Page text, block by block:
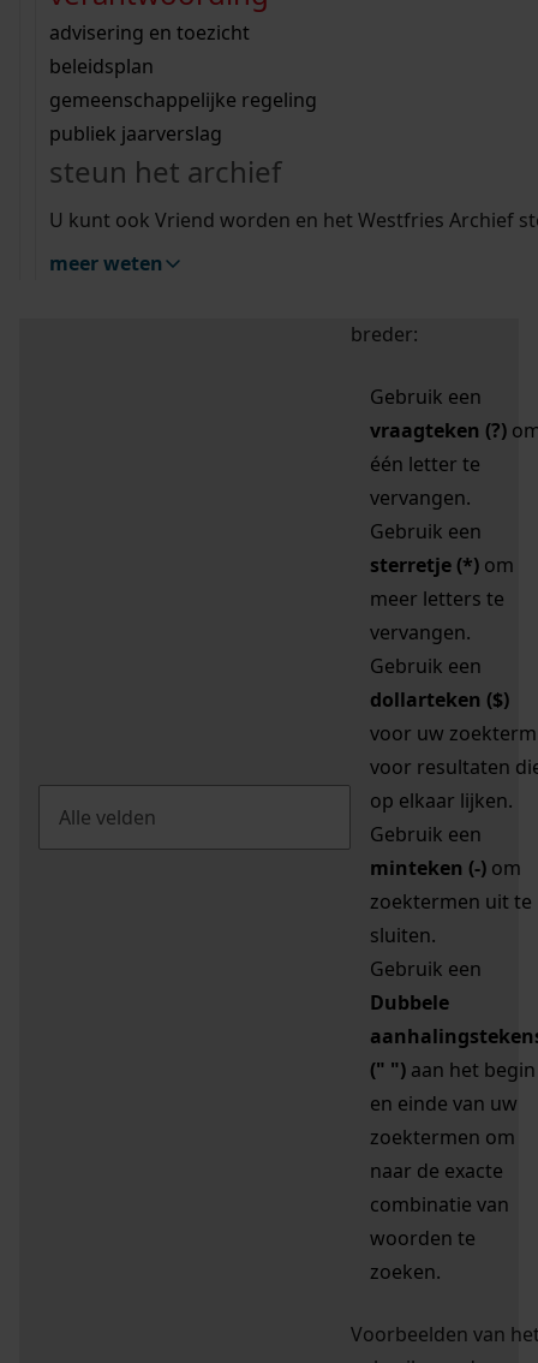
bouwvergunningen
omgevingsvergunningen
vergunningen
beeld en geluid
uitleg nodig?
Wij helpen u op weg met een aantal zoektips.
bekijk alle zoektips
Wij helpen u op weg met een aantal zoektips.
bekijk alle zoektips
bekijk ons geschiedenislokaal
advisering en toezicht
beleidsplan
gemeenschappelijke regeling
publiek jaarverslag
steun het archief
U kunt ook Vriend worden en het Westfries Archief
meer weten
zoektips
Mijn Studiezaal (inloggen)
uw zoekopdracht te
breder:
Gebruik een
vraagteken (?)
één letter te
vervangen.
Gebruik een
sterretje (*) om
meer letters te
vervangen.
Gebruik een
dollarteken ($)
voor uw zoekterm
voor resultaten
op elkaar lijken.
Gebruik een
minteken (-) om
zoektermen uit te
sluiten.
Gebruik een
Dubbele
(" ") aan het begin
en einde van uw
zoektermen om
naar de exacte
combinatie van
woorden te
zoeken.
Voorbeelden van